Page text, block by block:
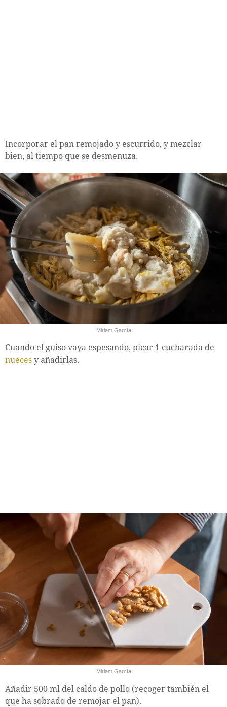
Incorporar el pan remojado y escurrido, y mezclar
bien, al tiempo que se desmenuza.
Miriam García
Cuando el guiso vaya espesando, picar 1 cucharada de
nueces y añadirlas.
Miriam García
Añadir 500 ml del caldo de pollo (recoger también el
que ha sobrado de remojar el pan).